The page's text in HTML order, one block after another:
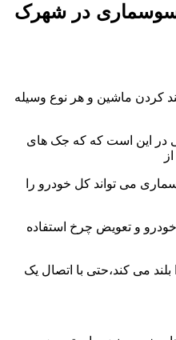
در شهرک
کردن ماشین و هر نوع وسیله
این است که که جک های
می تواند کل خودرو را
و تعویض چرخ استفاده
می کند،حتی با اتصال یک